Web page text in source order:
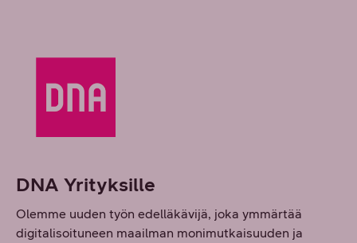
DNA Yrityksille
Olemme uuden työn edelläkävijä, joka ymmärtää
digitalisoituneen maailman monimutkaisuuden ja